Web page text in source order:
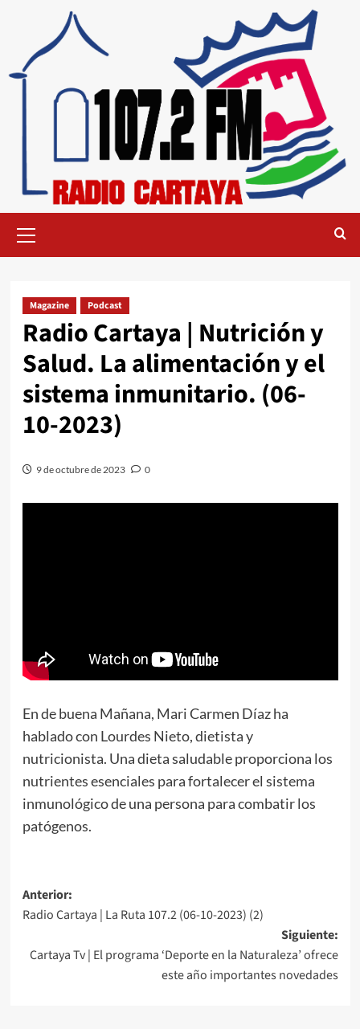
Magazine Podcast
Radio Cartaya | Nutrición y
Salud. La alimentación y el
sistema inmunitario. (06-
10-2023)
9 de octubre de 2023 0
En de buena Mañana, Mari Carmen Díaz ha
hablado con Lourdes Nieto, dietista y
nutricionista. Una dieta saludable proporciona los
nutrientes esenciales para fortalecer el sistema
inmunológico de una persona para combatir los
patógenos.
Anterior:
Radio Cartaya | La Ruta 107.2 (06-10-2023) (2)
Siguiente:
Cartaya Tv | El programa ‘Deporte en la Naturaleza’ ofrece
este año importantes novedades